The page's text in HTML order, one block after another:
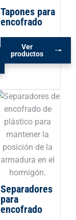
Tapones para
encofrado
Ver
productos
Separadores
para
encofrado